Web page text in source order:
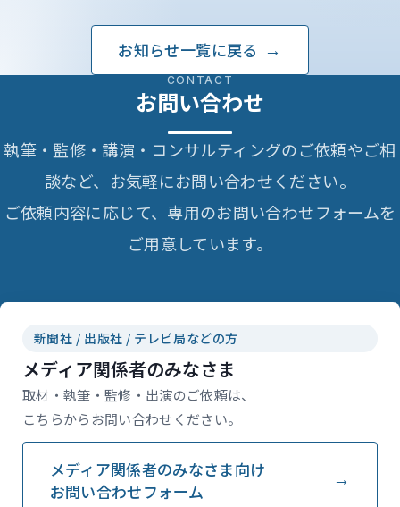
お知らせ一覧に戻る
CONTACT
お問い合わせ
執筆・監修・講演・コンサルティングのご依頼やご相
談など、お気軽にお問い合わせください。
ご依頼内容に応じて、専用のお問い合わせフォームを
ご用意しています。
新聞社 / 出版社 / テレビ局などの方
メディア関係者のみなさま
取材・執筆・監修・出演のご依頼は、
こちらからお問い合わせください。
メディア関係者のみなさま向け
お問い合わせフォーム